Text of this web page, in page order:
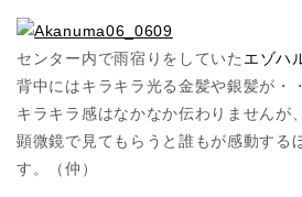
センター内で雨宿りをしていた エゾハ
背中にはキラキラ光る金髪や銀髪が・
キラキラ感はなかなか伝わりませんが
顕微鏡で見てもらうと誰もが感動する
す。（仲）